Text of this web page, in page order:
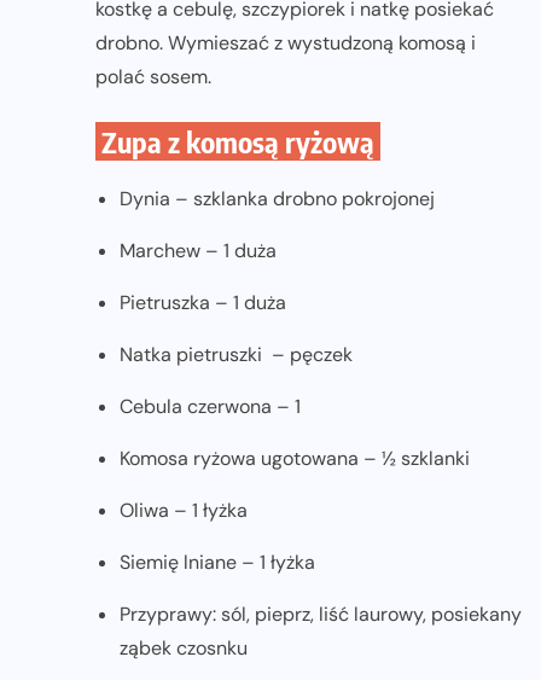
kostkę a cebulę, szczypiorek i natkę posiekać
drobno. Wymieszać z wystudzoną komosą i
polać sosem.
Zupa z komosą ryżową
Dynia – szklanka drobno pokrojonej
Marchew – 1 duża
Pietruszka – 1 duża
Natka pietruszki – pęczek
Cebula czerwona – 1
Komosa ryżowa ugotowana – ½ szklanki
Oliwa – 1 łyżka
Siemię lniane – 1 łyżka
Przyprawy: sól, pieprz, liść laurowy, posiekany
ząbek czosnku